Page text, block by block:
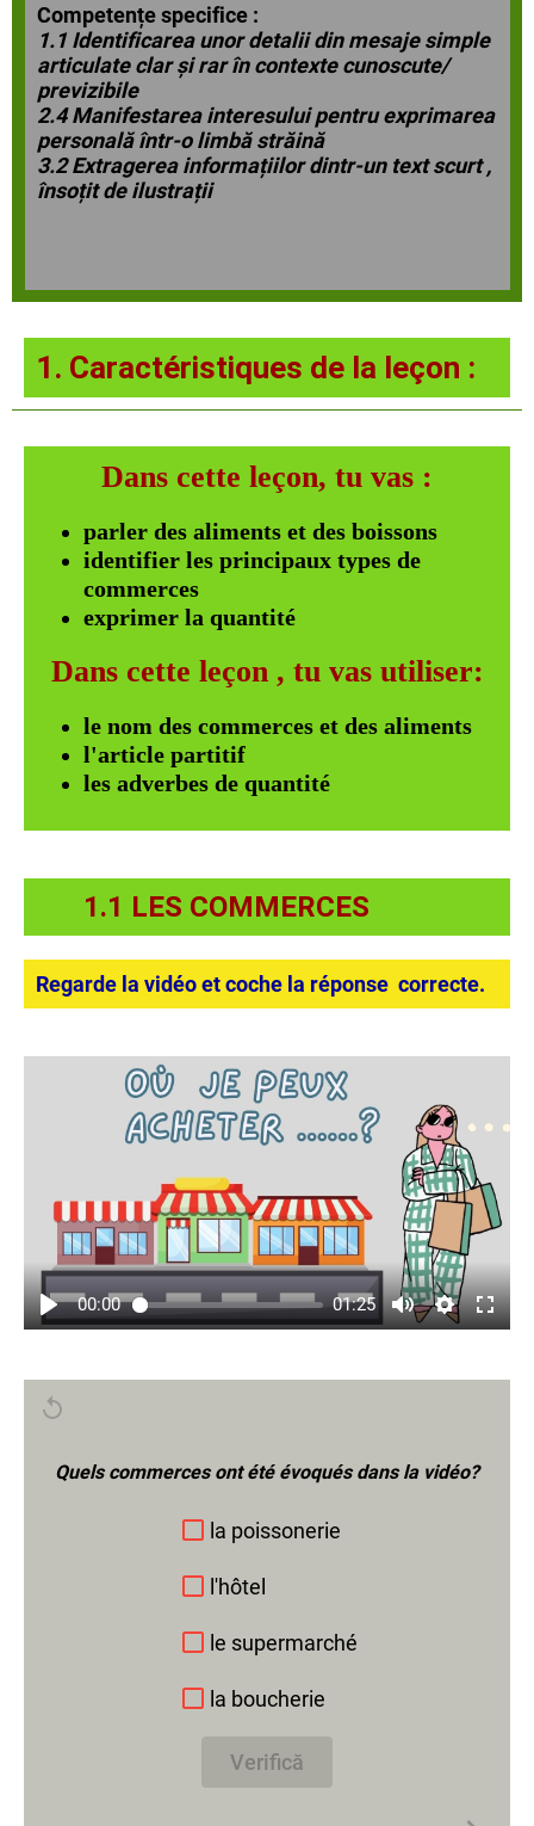
Competențe specifice :
1.1 Identificarea unor detalii din mesaje simple
articulate clar și rar în contexte cunoscute/
previzibile
2.4 Manifestarea interesului pentru exprimarea
personală într-o limbă străină
3.2 Extragerea informațiilor dintr-un text scurt ,
însoțit de ilustrații
1. Caractéristiques de la leçon :
Dans cette leçon, tu vas :
parler des aliments et des boissons
identifier les principaux types de
commerces
exprimer la quantité
Dans cette leçon , tu vas utiliser:
le nom des commerces et des aliments
l'article partitif
les adverbes de quantité
1.1 LES COMMERCES
Regarde la vidéo et coche la réponse correcte.
00:00 01:25
Quels commerces ont été évoqués dans la vidéo?
la poissonerie
l'hôtel
le supermarché
la boucherie
Verifică